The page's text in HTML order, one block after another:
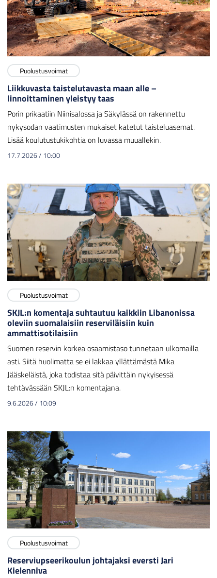
Puolustusvoimat
Liikkuvasta taistelutavasta maan alle –
linnoittaminen yleistyy taas
Porin prikaatiin Niinisalossa ja Säkylässä on rakennettu
nykysodan vaatimusten mukaiset katetut taisteluasemat.
Lisää koulutustukikohtia on luvassa muuallekin.
17.7.2026/ 10:00
Puolustusvoimat
SKJL:n komentaja suhtautuu kaikkiin Libanonissa
oleviin suomalaisiin reserviläisiin kuin
ammattisotilaisiin
Suomen reservin korkea osaamistaso tunnetaan ulkomailla
asti. Siitä huolimatta se ei lakkaa yllättämästä Mika
Jääskeläistä, joka todistaa sitä päivittäin nykyisessä
tehtävässään SKJL:n komentajana.
9.6.2026/ 10:09
Puolustusvoimat
Reserviupseerikoulun johtajaksi eversti Jari
Kielenniva